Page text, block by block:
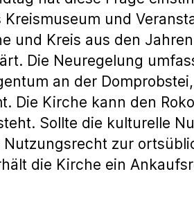
und
und Kreis aus den
Die Neuregelung
an der
Die Kirche kann den
Sollte die kulturelle
zur
die Kirche ein